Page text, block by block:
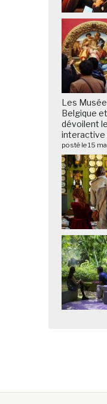
Les
Belgique
dévoilent
interactive
posté le 15